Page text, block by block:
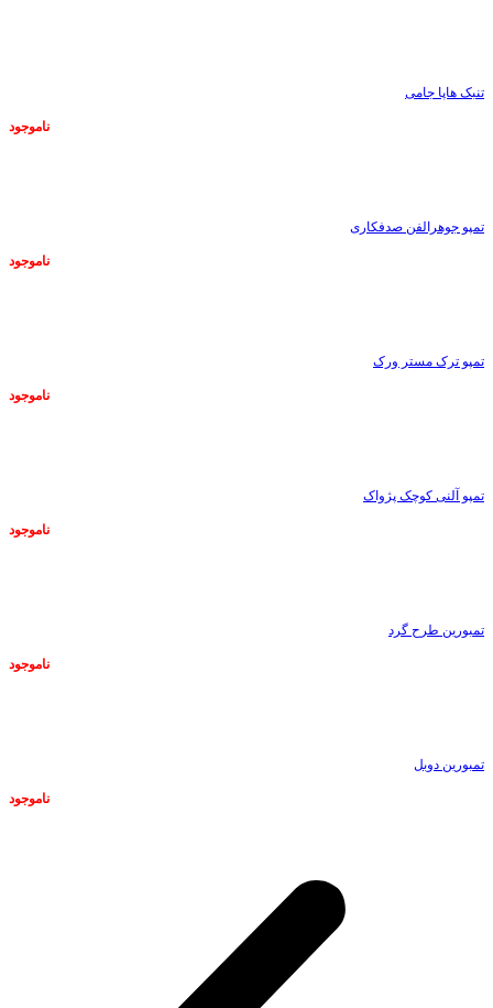
تنبک هاپا جامی
ناموجود
تمپو جوهرالفن صدفکاری
ناموجود
تمپو ترک مستر ورک
ناموجود
تمپو آلنی کوچک پژواک
ناموجود
تمبورین طرح گرد
ناموجود
تمبورین دوبل
ناموجود